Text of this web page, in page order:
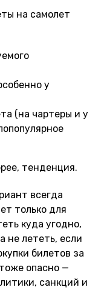
на самолет
у
(на чартеры и у
тенденция.
всегда
только для
куда угодно,
не лететь, если
билетов за
опасно —
санкций и